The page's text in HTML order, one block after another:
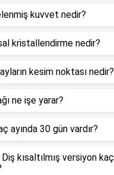
kuvvet nedir?
kristallendirme nedir?
kesim noktası nedir?
ne işe yarar?
ayında 30 gün vardır?
kısaltılmış versiyon kaç